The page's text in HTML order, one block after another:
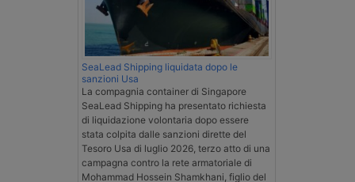
SeaLead Shipping liquidata dopo le
sanzioni Usa
La compagnia container di Singapore
SeaLead Shipping ha presentato richiesta
di liquidazione volontaria dopo essere
stata colpita dalle sanzioni dirette del
Tesoro Usa di luglio 2026, terzo atto di una
campagna contro la rete armatoriale di
Mohammad Hossein Shamkhani, figlio del